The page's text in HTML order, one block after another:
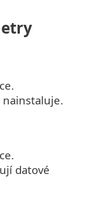
nainstaluje.
datové